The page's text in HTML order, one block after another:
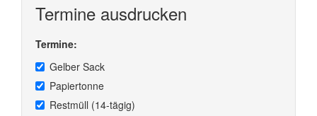
Termine ausdrucken
Termine:
Gelber Sack
Papiertonne
Restmüll (14-tägig)